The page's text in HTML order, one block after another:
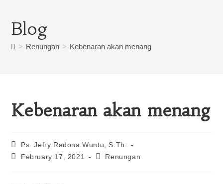
Blog
> Renungan > Kebenaran akan menang
Kebenaran akan menang
Ps. Jefry Radona Wuntu, S.Th.
February 17, 2021
Renungan